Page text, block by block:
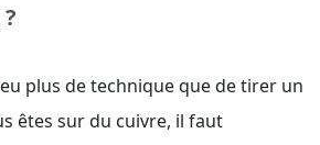
plus de technique que de tirer un
êtes sur du cuivre, il faut